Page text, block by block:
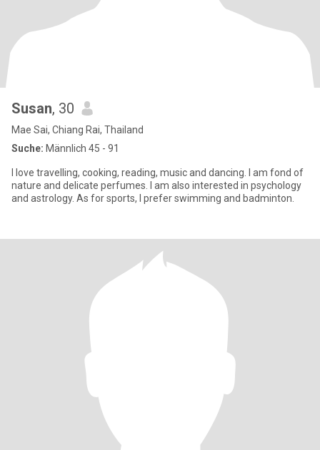
Susan, 30
Mae Sai, Chiang Rai, Thailand
Suche: Männlich 45 - 91
I love travelling, cooking, reading, music and dancing. I am fond of
nature and delicate perfumes. I am also interested in psychology
and astrology. As for sports, I prefer swimming and badminton.